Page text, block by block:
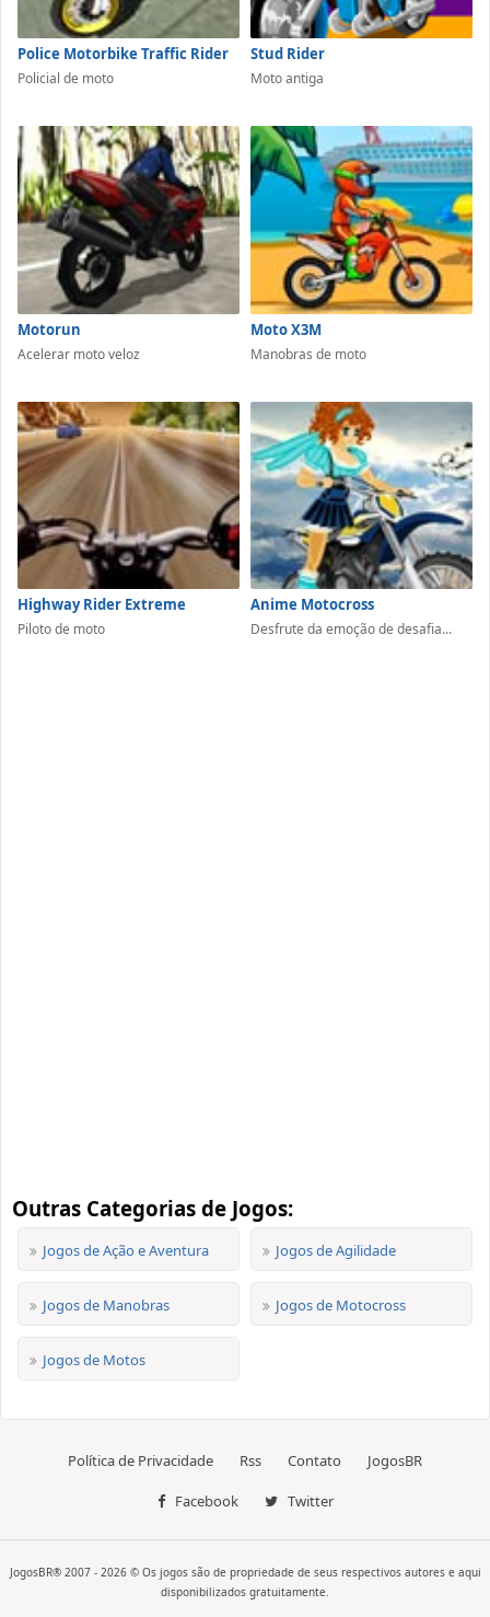
Police Motorbike Traffic Rider
Policial de moto
Stud Rider
Moto antiga
Motorun
Acelerar moto veloz
Moto X3M
Manobras de moto
Highway Rider Extreme
Piloto de moto
Anime Motocross
Desfrute da emoção de desafia...
Outras Categorias de Jogos:
Jogos de Ação e Aventura Jogos de Agilidade
Jogos de Manobras Jogos de Motocross
Jogos de Motos
Política de Privacidade Rss Contato JogosBR
Facebook Twitter
JogosBR® 2007 - 2026 © Os jogos são de propriedade de seus respectivos autores e aqui
disponibilizados gratuitamente.